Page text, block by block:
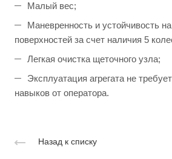
Малый вес;
Маневренность и устойчивость
поверхностей за счет наличия 5
Легкая очистка щеточного узла;
Эксплуатация агрегата не
навыков от оператора.
Назад к списку